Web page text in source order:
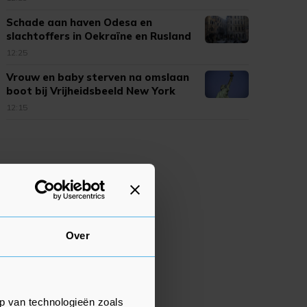
Over
van technologieën zoals
Schade aan haven Odesa en
slachtoffers in Oekraïne en Rusland
12:25
Vrouw en baby sterven na omslaan
boot bij Vrijheidsbeeld New York
12:15